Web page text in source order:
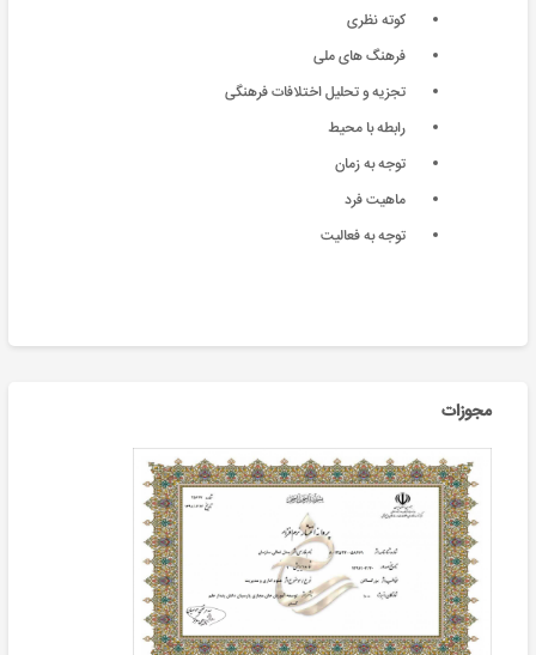
کوته نظری
فرهنگ های ملی
تجزیه و تحلیل اختلافات فرهنگی
رابطه با محیط
توجه به زمان
ماهیت فرد
توجه به فعالیت
مجوزات